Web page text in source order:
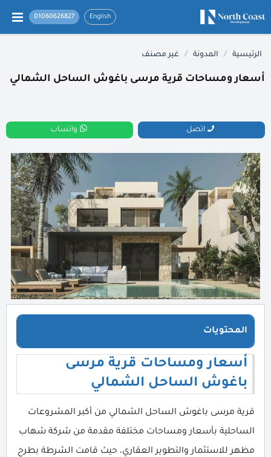
English
01060626827
الرئيسية / المدونة / غير مصنف
أسعار ومساحات قرية مرسى باغوش الساحل الشمالي
اتصل واتساب
المحتويات
أسعار ومساحات قرية مرسى
باغوش الساحل الشمالي
قرية مرسى باغوش الساحل الشمالي من أكبر المشروعات
الساحلية بأسعار ومساحات مختلفة مقدمة من شركة شهاب
مظهر للاستثمار والتطوير العقاري، حيث قامت الشرطة بطرح